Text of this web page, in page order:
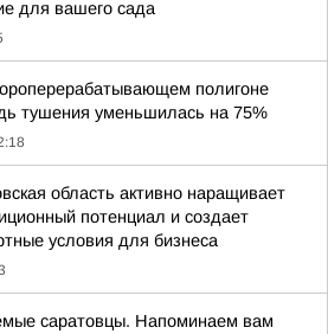
для вашего сада
полигоне
тушения уменьшилась на 75%
область активно наращивает
потенциал и создает
условия для бизнеса
саратовцы. Напоминаем вам